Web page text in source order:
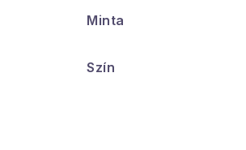
Minta
Szín